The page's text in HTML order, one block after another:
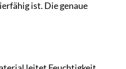
ist. Die genaue